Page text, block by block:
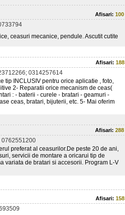
Afisari: 100
ceasuri mecanice, pendule. Ascutit cutite
Afisari: 188
0314257614
tip INCLUSIV pentru orice aplicatie , foto,
2- Reparatii orice mecanism de ceas(
: - baterii - curele - bratari - geamuri -
ceas, bratari, bijuterii, etc. 5- Mai oferim
Afisari: 288
0762551200
preferat al ceasurilor.De peste 20 de ani,
servicii de montare a oricarui tip de
variata de bratari si accesorii. Program L-V
Afisari: 158